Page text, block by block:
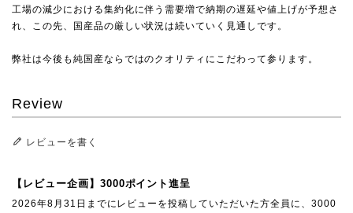
工場の減少における集約化に伴う需要増で納期の遅延や値上げが予想さ
れ、この先、国産品の厳しい状況は続いていく見通しです。
弊社は今後も純国産ならではのクオリティにこだわって参ります。
Review
レビューを書く
【レビュー企画】3000ポイント進呈
2026年8月31日までにレビューを投稿していただいた方全員に、3000